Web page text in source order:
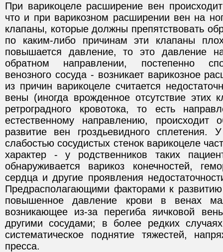
При варикоцеле расширение вен
что и при варикозном расширении вен на
клапаны, которые должны препятствовать
по каким-либо причинам эти клапаны
повышается давление, то это давление
обратном направлении, постепенно
венозного сосуда - возникает варикозное
из причин варикоцеле считается
вeны (иногда врожденное отсутствие этих
ретроградного кровотока, то есть
естественному направлению, происходит
развитие вен гроздьевидного
слабостью сосудистых стенок варикоцеле
характер - у родственников таких
обнаруживается варикоз конечностей,
сердца и другие проявления
Предрасполагающими факторами к развитию
повышенное давление крови в венах
возникающее из-за перегиба яичковой
другими сосудами; в более редких
систематическое поднятие тяжестей,
пресса.